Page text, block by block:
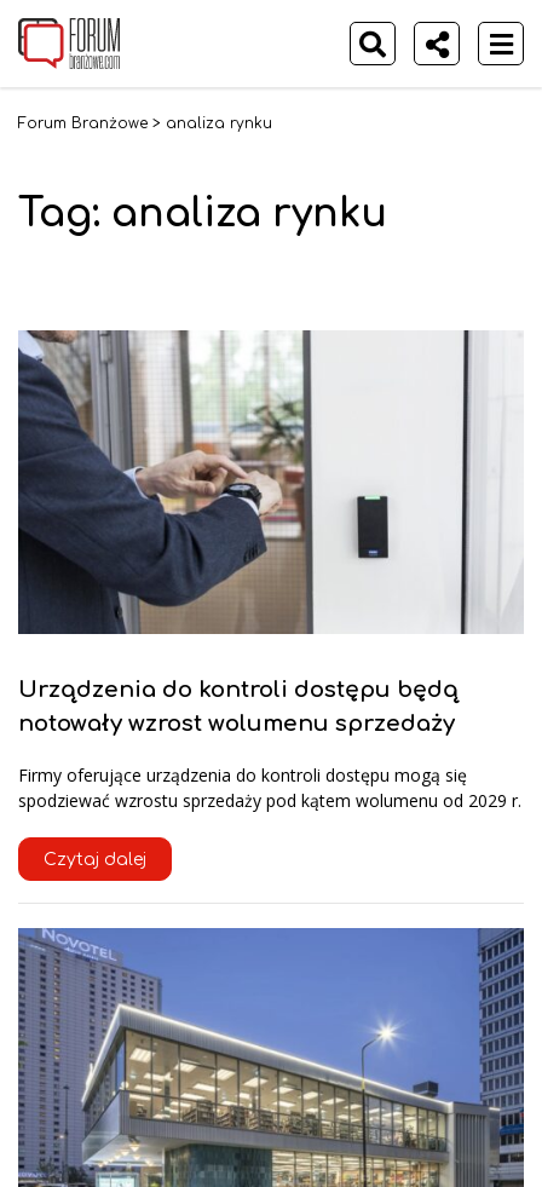
Forum Branżowe > analiza rynku
Tag: analiza rynku
Urządzenia do kontroli dostępu będą
notowały wzrost wolumenu sprzedaży
Firmy oferujące urządzenia do kontroli dostępu mogą się
spodziewać wzrostu sprzedaży pod kątem wolumenu od 2029 r.
Czytaj dalej